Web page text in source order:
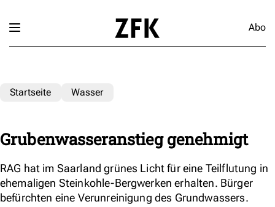
Abo
Startseite Wasser
Grubenwasseranstieg genehmigt
RAG hat im Saarland grünes Licht für eine Teilflutung in
ehemaligen Steinkohle-Bergwerken erhalten. Bürger
befürchten eine Verunreinigung des Grundwassers.